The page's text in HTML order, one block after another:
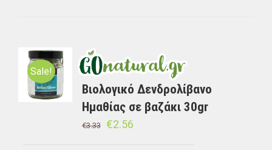
Sale!
Βιολογικό Δενδρολίβανο
Ημαθίας σε βαζάκι 30gr
€3.33 €2.56